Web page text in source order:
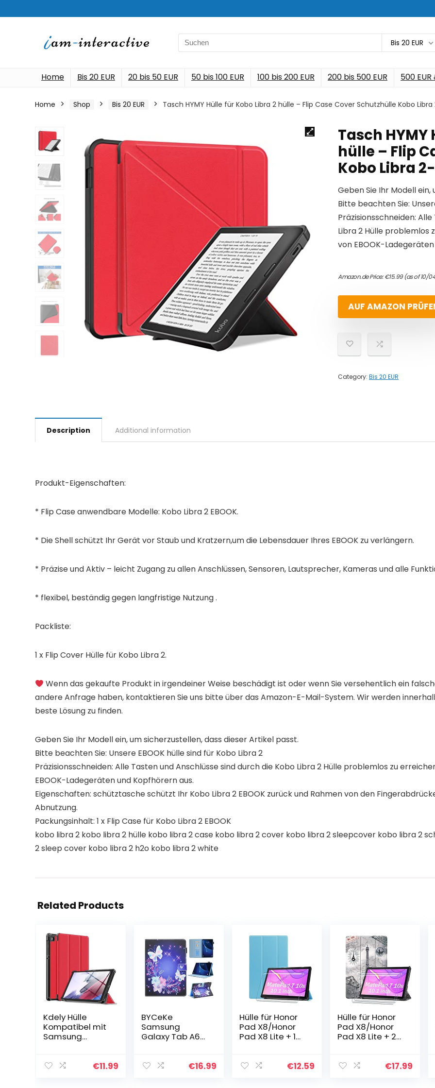
Search
for:
Bis 20 EUR
Home Bis 20 EUR 20 bis 50 EUR 50 bis 100 EUR 100 bis 200 EUR 200 bis 500 EUR 500
Home Shop Bis 20 EUR Tasch HYMY Hülle für Kobo Libra 2 hülle – Flip Case Cover Schutzhülle Kobo Libra
Tasch
hülle – Flip
Kobo Libra
Geben Sie Ihr Modell
Bitte beachten Sie:
Präzisionsschneiden:
Libra 2 Hülle problemlos
von EBOOK-
Amazon.de Price:€15.99(as of 10/
AUF AMAZON
Category: Bis 20 EUR
Description Additional information
Produkt-Eigenschaften:
* Flip Case anwendbare Modelle: Kobo Libra 2 EBOOK.
* Die Shell schützt Ihr Gerät vor Staub und Kratzern,um die Lebensdauer Ihres EBOOK zu verlängern.
* Präzise und Aktiv – leicht Zugang zu allen Anschlüssen, Sensoren, Lautsprecher, Kameras und alle
* flexibel, beständig gegen langfristige Nutzung .
Packliste:
1 x Flip Cover Hülle für Kobo Libra 2.
Wenn das gekaufte Produkt in irgendeiner Weise beschädigt ist oder wenn Sie versehentlich ein
andere Anfrage haben, kontaktieren Sie uns bitte über das Amazon-E-Mail-System. Wir werden
beste Lösung zu finden.
Geben Sie Ihr Modell ein, um sicherzustellen, dass dieser Artikel passt.
Bitte beachten Sie: Unsere EBOOK hülle sind für Kobo Libra 2
Präzisionsschneiden: Alle Tasten und Anschlüsse sind durch die Kobo Libra 2 Hülle problemlos zu
EBOOK-Ladegeräten und Kopfhörern aus.
Eigenschaften: schütztasche schützt Ihr Kobo Libra 2 EBOOK zurück und Rahmen von den
Abnutzung.
Packungsinhalt: 1 x Flip Case für Kobo Libra 2 EBOOK
kobo libra 2 kobo libra 2 hülle kobo libra 2 case kobo libra 2 cover kobo libra 2 sleepcover kobo libra 2
2 sleep cover kobo libra 2 h2o kobo libra 2 white
Related Products
Kdely Hülle
Kompatibel mit
Samsung
2021(SM-
€11.99
BYCeKe
Samsung
Galaxy Tab A6
), Galaxy Tab A
€16.99
Hülle für Honor
Pad X8/Honor
Pad X8 Lite + 1
X8/Honor Pad
€12.59
Hülle für Honor
Pad X8/Honor
Pad X8 Lite + 2
X8/Honor Pad
€17.99